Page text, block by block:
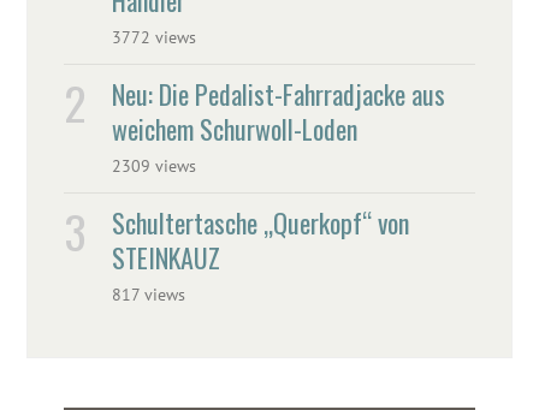
3772 views
Neu: Die Pedalist-Fahrradjacke aus
weichem Schurwoll-Loden
2309 views
Schultertasche „Querkopf“ von
STEINKAUZ
817 views